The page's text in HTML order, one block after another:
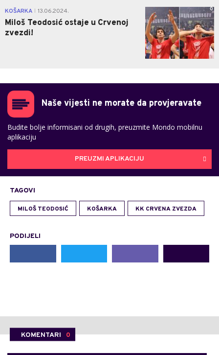
KOŠARKA 13.06.2024.
Miloš Teodosić ostaje u Crvenoj
zvezdi!
0
Naše vijesti ne morate da provjeravate
Budite bolje informisani od drugih, preuzmite Mondo mobilnu
aplikaciju
PREUZMI APLIKACIJU
TAGOVI
MILOŠ TEODOSIĆ KOŠARKA KK CRVENA ZVEZDA
PODIJELI
KOMENTARI 0